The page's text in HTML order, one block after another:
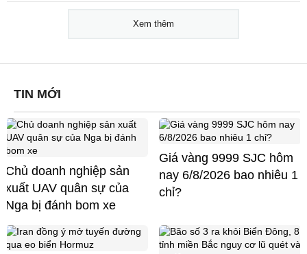
Xem thêm
TIN MỚI
Chủ doanh nghiệp sản
xuất UAV quân sự của
Nga bị đánh bom xe
Giá vàng 9999 SJC hôm
nay 6/8/2026 bao nhiêu 1
chỉ?